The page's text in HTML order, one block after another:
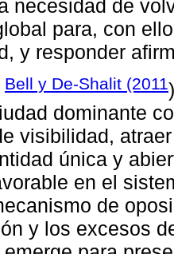
necesidad de
para, con
y responder
Bell y De-Shalit (2011
dominante
visibilidad,
única y
en el
de
y los excesos